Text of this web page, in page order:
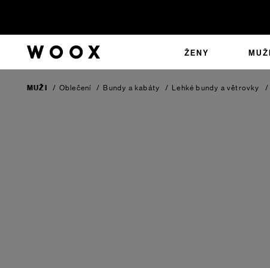
ŽENY MUŽI
MUŽI / Oblečení / Bundy a kabáty / Lehké bundy a větrovky /